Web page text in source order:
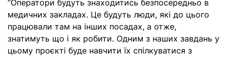
“Оператори будуть знаходитись безпосередньо в
медичних закладах. Це будуть люди, які до цього
працювали там на інших посадах, а отже,
знатимуть що і як робити. Одним з наших завдань у
цьому проєкті буде навчити їх спілкуватися з